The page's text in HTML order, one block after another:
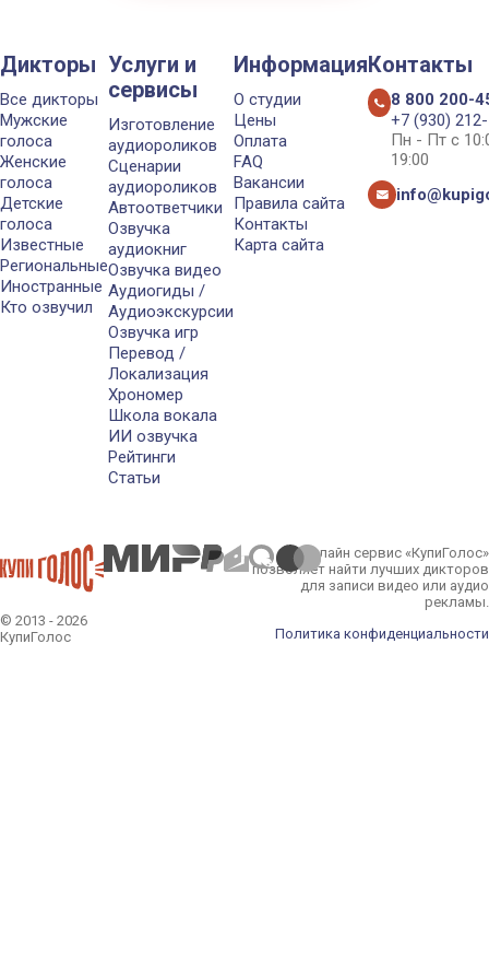
Дикторы
Все дикторы
Мужские
голоса
Женские
голоса
Детские
голоса
Известные
Региональные
Иностранные
Кто озвучил
Услуги и
сервисы
Изготовление
аудиороликов
Сценарии
аудиороликов
Автоответчики
Озвучка
аудиокниг
Озвучка видео
Аудиогиды /
Аудиоэкскурсии
Озвучка игр
Перевод /
Локализация
Хрономер
Школа вокала
ИИ озвучка
Рейтинги
Статьи
Информация
О студии
Цены
Оплата
FAQ
Вакансии
Правила сайта
Контакты
Карта сайта
Контакты
8 800 200-
+7 (930)
Пн - Пт с
19:00
© 2013 - 2026
КупиГолос
Онлайн сервис «КупиГолос»
позволяет найти лучших дикторов
для записи видео или аудио
рекламы.
Политика конфиденциальности